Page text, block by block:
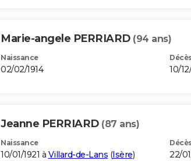
Marie-angele PERRIARD (94 ans)
Naissance
02/02/1914 10/
Jeanne PERRIARD (87 ans)
Naissance
10/01/1921 à Villard-de-Lans (Isère) 22/